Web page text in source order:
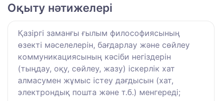
Оқыту нәтижелері
Қазіргі заманғы ғылым философиясының
өзекті мәселелерін, бағдарлау және сөйлеу
коммуникациясының кәсіби негіздерін
(тыңдау, оқу, сөйлеу, жазу) іскерлік хат
алмасумен жұмыс істеу дағдысын (хат,
электрондық пошта және т.б.) менгереді;